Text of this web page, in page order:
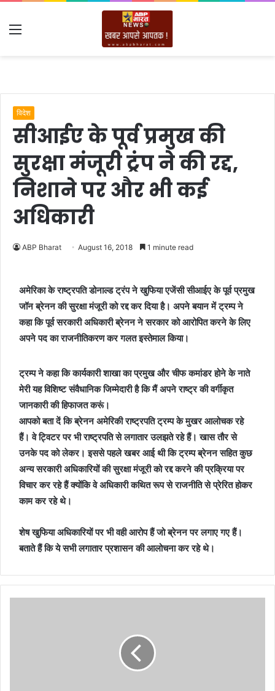
Menu
विदेश
सीआईए के पूर्व प्रमुख की
सुरक्षा मंजूरी ट्रंप ने की रद्द,
निशाने पर और भी कई
अधिकारी
ABP Bharat August 16, 2018 1 minute read
अमेरिका के राष्ट्रपति डोनाल्ड ट्रंप ने खुफिया एजेंसी सीआईए के पूर्व प्रमुख
जॉन ब्रेनन की सुरक्षा मंजूरी को रद्द कर दिया है। अपने बयान में ट्रम्प ने
कहा कि पूर्व सरकारी अधिकारी ब्रेनन ने सरकार को आरोपित करने के लिए
अपने पद का राजनीतिकरण कर गलत इस्तेमाल किया।
ट्रम्प ने कहा कि कार्यकारी शाखा का प्रमुख और चीफ कमांडर होने के नाते
मेरी यह विशिष्ट संवैधानिक जिम्मेदारी है कि मैं अपने राष्ट्र की वर्गीकृत
जानकारी की हिफाजत करूं।
आपको बता दें कि ब्रेनन अमेरिकी राष्ट्रपति ट्रम्प के मुखर आलोचक रहे
हैं। वे ट्विटर पर भी राष्ट्रपति से लगातार उलझते रहे हैं। खास तौर से
उनके पद को लेकर। इससे पहले खबर आई थी कि ट्रम्प ब्रेनन सहित कुछ
अन्य सरकारी अधिकारियों की सुरक्षा मंजूरी को रद्द करने की प्रक्रिया पर
विचार कर रहे हैं क्योंकि वे अधिकारी कथित रूप से राजनीति से प्रेरित होकर
काम कर रहे थे।
शेष खुफिया अधिकारियों पर भी वही आरोप हैं जो ब्रेनन पर लगाए गए हैं।
बताते हैं कि ये सभी लगातार प्रशासन की आलोचना कर रहे थे।